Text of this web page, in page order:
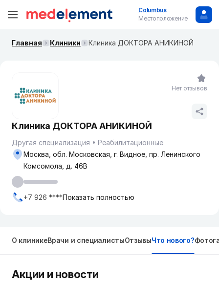
Columbus
Местоположение
Главная Клиники Клиника ДОКТОРА АНИКИНОЙ
Клиника ДОКТОРА АНИКИНОЙ
Другая специализация
Реабилитационные
Москва, обл. Московская, г. Видное, ​пр. Ленинского
Комсомола, д. 46В
+7 926 ****Показать полностью
Нет отзывов
О клиникеВрачи и специалистыОтзывыЧто нового?
Акции и новости